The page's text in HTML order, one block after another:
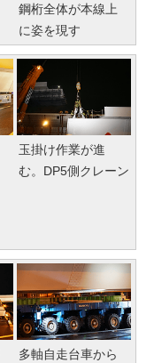
鋼桁全体が本線上
に姿を現す
玉掛け作業が進
む。DP5側クレーン
多軸自走台車から